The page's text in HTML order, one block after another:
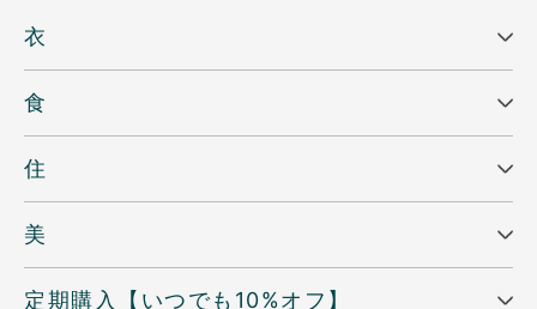
衣
食
住
美
定期購入【いつでも10%オフ】